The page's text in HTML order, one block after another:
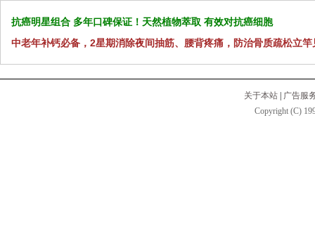
抗癌明星组合 多年口碑保证！天然植物萃取 有效对抗癌细胞
中老年补钙必备，2星期消除夜间抽筋、腰背疼痛，防治骨质疏松立竿
关于本站
广告服
Copyright (C)